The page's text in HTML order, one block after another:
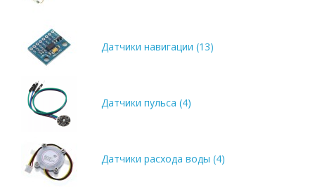
Датчики навигации (13)
Датчики пульса (4)
Датчики расхода воды (4)